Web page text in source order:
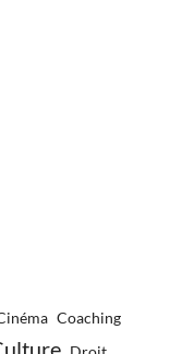
Coaching